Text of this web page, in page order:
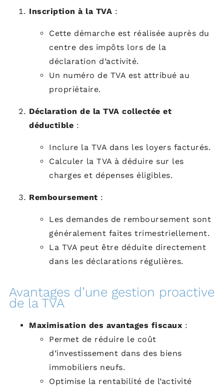
Inscription à la TVA :
Cette démarche est réalisée auprès du
centre des impôts lors de la
déclaration d’activité.
Un numéro de TVA est attribué au
propriétaire.
Déclaration de la TVA collectée et
déductible :
Inclure la TVA dans les loyers facturés.
Calculer la TVA à déduire sur les
charges et dépenses éligibles.
Remboursement :
Les demandes de remboursement sont
généralement faites trimestriellement.
La TVA peut être déduite directement
dans les déclarations régulières.
Avantages d’une gestion proactive
de la TVA
Maximisation des avantages fiscaux :
Permet de réduire le coût
d’investissement dans des biens
immobiliers neufs.
Optimise la rentabilité de l’activité